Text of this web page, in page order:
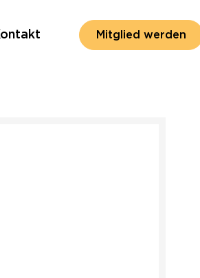
Mitglied werden